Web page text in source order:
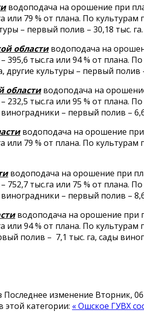
водоподача на орошение при
или 79 % от плана. По
– первый полив – 30,18 тыс.
областиводоподача на
395,6 тыс.га или 94 % от плана.
другие культуры – первый полив
областиводоподача на
232,5 тыс.га или 95 % от плана.
виноградники – первый полив –
водоподача на орошение при
или 79 % от плана. По
водоподача на орошение при
752,7 тыс.га или 75 % от плана.
виноградники – первый полив –
водоподача на орошение при
или 94 % от плана. По
полив – 7,1 тыс. га, сады
Последнее изменение Вторник, 06
этой категории: « Ошское ГУВХ